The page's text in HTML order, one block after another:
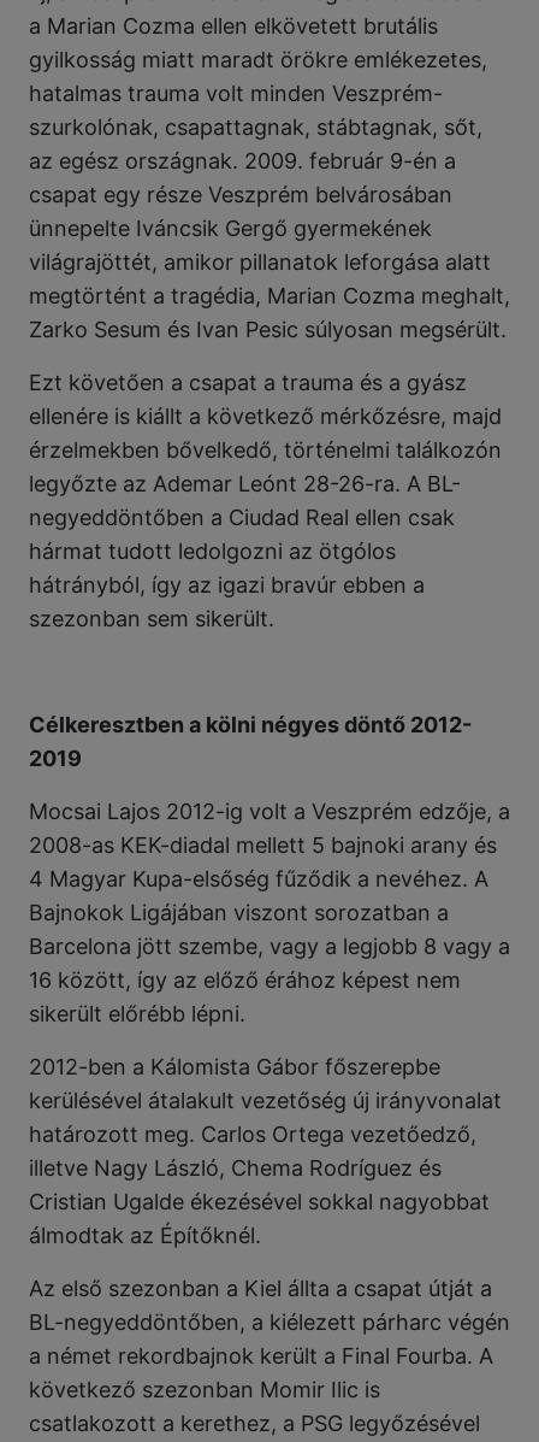
a Marian Cozma ellen elkövetett brutális
gyilkosság miatt maradt örökre emlékezetes,
hatalmas trauma volt minden Veszprém-
szurkolónak, csapattagnak, stábtagnak, sőt,
az egész országnak. 2009. február 9-én a
csapat egy része Veszprém belvárosában
ünnepelte Iváncsik Gergő gyermekének
világrajöttét, amikor pillanatok leforgása alatt
megtörtént a tragédia, Marian Cozma meghalt,
Zarko Sesum és Ivan Pesic súlyosan megsérült.
Ezt követően a csapat a trauma és a gyász
ellenére is kiállt a következő mérkőzésre, majd
érzelmekben bővelkedő, történelmi találkozón
legyőzte az Ademar Leónt 28-26-ra. A BL-
negyeddöntőben a Ciudad Real ellen csak
hármat tudott ledolgozni az ötgólos
hátrányból, így az igazi bravúr ebben a
szezonban sem sikerült.
Célkeresztben a kölni négyes döntő 2012-
2019
Mocsai Lajos 2012-ig volt a Veszprém edzője, a
2008-as KEK-diadal mellett 5 bajnoki arany és
4 Magyar Kupa-elsőség fűződik a nevéhez. A
Bajnokok Ligájában viszont sorozatban a
Barcelona jött szembe, vagy a legjobb 8 vagy a
16 között, így az előző érához képest nem
sikerült előrébb lépni.
2012-ben a Kálomista Gábor főszerepbe
kerülésével átalakult vezetőség új irányvonalat
határozott meg. Carlos Ortega vezetőedző,
illetve Nagy László, Chema Rodríguez és
Cristian Ugalde ékezésével sokkal nagyobbat
álmodtak az Építőknél.
Az első szezonban a Kiel állta a csapat útját a
BL-negyeddöntőben, a kiélezett párharc végén
a német rekordbajnok került a Final Fourba. A
következő szezonban Momir Ilic is
csatlakozott a kerethez, a PSG legyőzésével